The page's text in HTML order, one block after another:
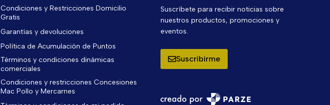
Condiciones y Restricciones Domicilio
Gratis
Garantías y devoluciones
Política de Acumulación de Puntos
Términos y condiciones dinámicas
comerciales
Condiciones y restricciones Concesiones
Mac Pollo y Mercarnes
Suscríbete para recibir noticias sobre
nuestros productos, promociones y
eventos.
Suscribirme